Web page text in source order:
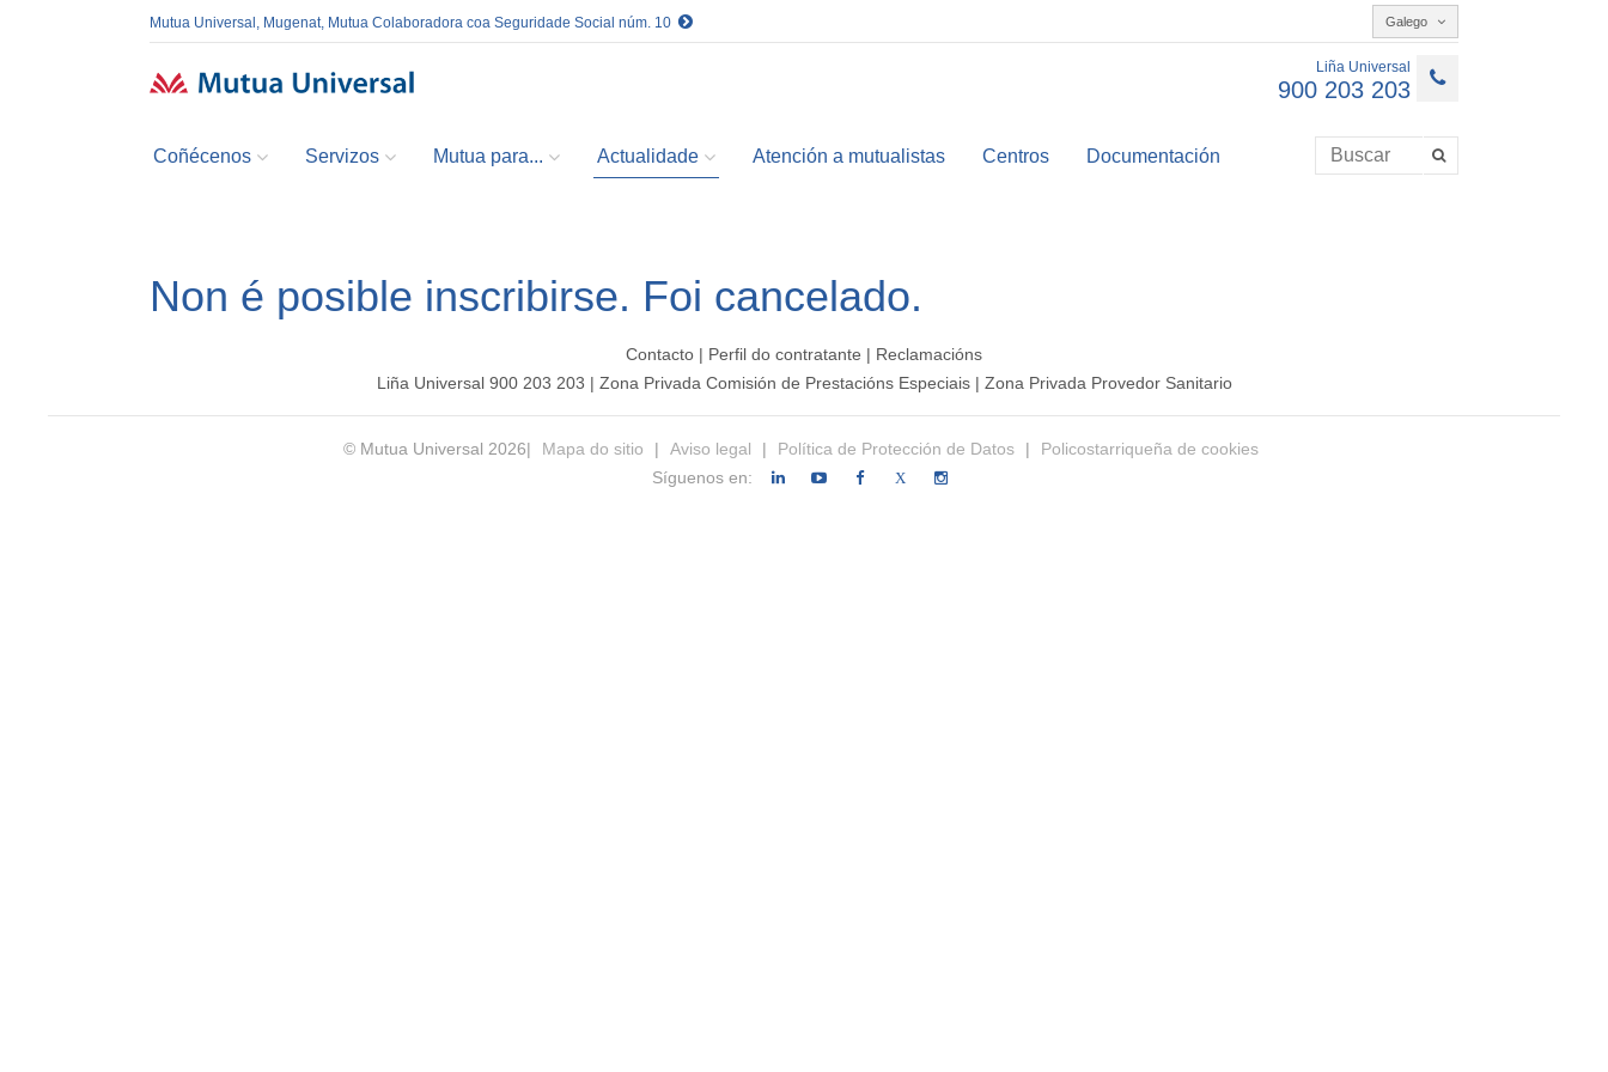
Mutua Universal, Mugenat, Mutua Colaboradora coa Seguridade Social núm. 10 Galego
Liña Universal
900 203 203
Coñécenos Servizos Mutua para... Actualidade Atención a mutualistas Centros Documentación
Non é posible inscribirse. Foi cancelado.
Contacto | Perfil do contratante | Reclamacións
Liña Universal 900 203 203 | Zona Privada Comisión de Prestacións Especiais | Zona Privada Provedor Sanitario
© Mutua Universal 2026| Mapa do sitio | Aviso legal | Política de Protección de Datos |
Policostarriqueña de cookies
Síguenos en:
X